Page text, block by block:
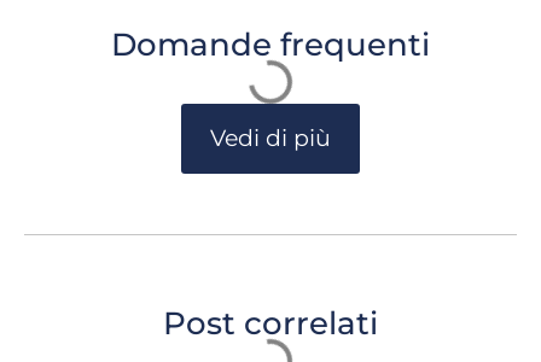
Domande frequenti
Vedi di più
Post correlati